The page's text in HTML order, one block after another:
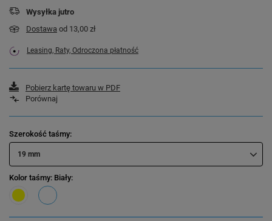
Wysyłka jutro
Dostawa od 13,00 zł
Leasing, Raty, Odroczona płatność
Pobierz kartę towaru w PDF
Porównaj
Szerokość taśmy
19 mm
Kolor taśmy: Biały